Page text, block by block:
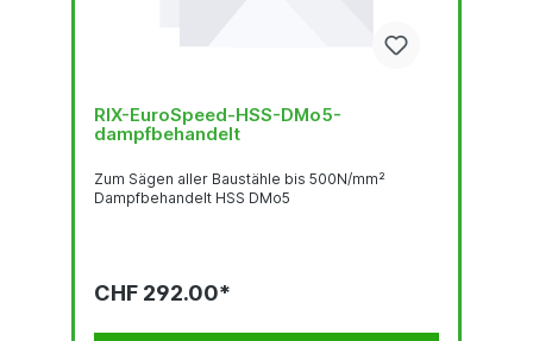
RIX-EuroSpeed-HSS-DMo5-
dampfbehandelt
Zum Sägen aller Baustähle bis 500N/mm²
Dampfbehandelt HSS DMo5
CHF 292.00*